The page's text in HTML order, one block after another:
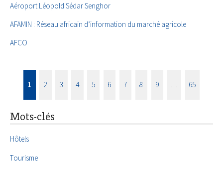
Aéroport Léopold Sédar Senghor
AFAMIN : Réseau africain d’information du marché agricole
AFCO
1 2 3 4 5 6 7 8 9 … 65
Mots-clés
Hôtels
Tourisme